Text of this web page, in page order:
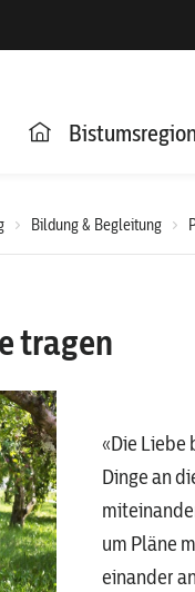
Bildung & Begleitung
tragen
«Die Liebe
Dinge an
um Pläne
einander